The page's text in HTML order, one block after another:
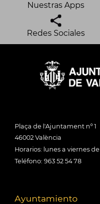
Nuestras Apps
Redes Sociales
Plaça de l'Ajuntament nº 1
46002 València
Horarios: lunes a viernes
Teléfono: 963 52 54 78
Ayuntamiento